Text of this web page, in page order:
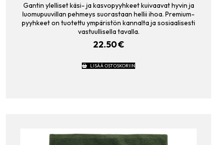
Gantin ylelliset käsi- ja kasvopyyhkeet kuivaavat hyvin ja
luomupuuvillan pehmeys suorastaan hellii ihoa. Premium-
pyyhkeet on tuotettu ympäristön kannalta ja sosiaalisesti
vastuullisella tavalla.
22.50€
LISÄÄ OSTOSKORIIN